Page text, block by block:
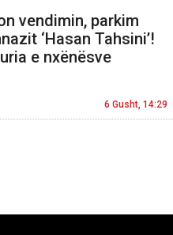
vendimin, parkim
‘Hasan Tahsini’!
e nxënësve
6 Gusht, 14:29